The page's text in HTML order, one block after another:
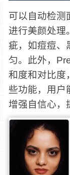
可以自动检测
进行美颜处理
疵，如痘痘、
匀。此外，
和度和对比度
些功能，用户
增强自信心，